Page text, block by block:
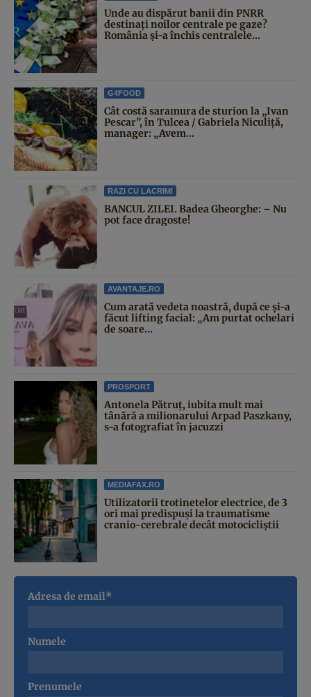
Unde au dispărut banii din PNRR
destinați noilor centrale pe gaze?
România și-a închis centralele...
G4FOOD
Cât costă saramura de sturion la „Ivan
Pescar”, în Tulcea / Gabriela Niculiță,
manager: „Avem...
RAZI CU LACRIMI
BANCUL ZILEI. Badea Gheorghe: – Nu
pot face dragoste!
AVANTAJE.RO
Cum arată vedeta noastră, după ce și-a
făcut lifting facial: „Am purtat ochelari
de soare...
PROSPORT
Antonela Pătruț, iubita mult mai
tânără a milionarului Arpad Paszkany,
s-a fotografiat în jacuzzi
MEDIAFAX.RO
Utilizatorii trotinetelor electrice, de 3
ori mai predispuși la traumatisme
cranio-cerebrale decât motocicliștii
Adresa de email*
Numele
Prenumele